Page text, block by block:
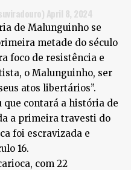
April 8, 2024
de Malunguinho se
metade do século
foco de resistência e
o Malunguinho, ser
atos libertários”.
contará a história de
a primeira travesti do
foi escravizada e
16.
com 22